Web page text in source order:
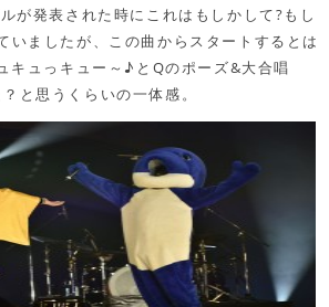
が発表された時にこれはもしかして?もし
いましたが、この曲からスタートするとは
キュっキュー～♪とQのポーズ&大合唱
と思うくらいの一体感。